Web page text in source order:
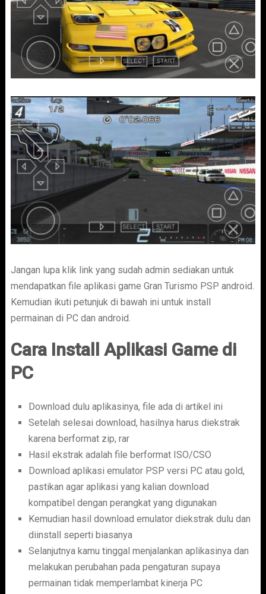
Jangan lupa klik link yang sudah admin sediakan untuk
mendapatkan file aplikasi game Gran Turismo PSP android.
Kemudian ikuti petunjuk di bawah ini untuk install
permainan di PC dan android.
Cara Install Aplikasi Game di
PC
Download dulu aplikasinya, file ada di artikel ini
Setelah selesai download, hasilnya harus diekstrak
karena berformat zip, rar
Hasil ekstrak adalah file berformat ISO/CSO
Download aplikasi emulator PSP versi PC atau gold,
pastikan agar aplikasi yang kalian download
kompatibel dengan perangkat yang digunakan
Kemudian hasil download emulator diekstrak dulu dan
diinstall seperti biasanya
Selanjutnya kamu tinggal menjalankan aplikasinya dan
melakukan perubahan pada pengaturan supaya
permainan tidak memperlambat kinerja PC